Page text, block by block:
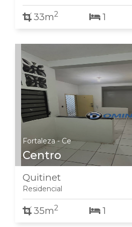
33m2 1
Fortaleza - Ce
Centro
Quitinet
Residencial
35m2 1